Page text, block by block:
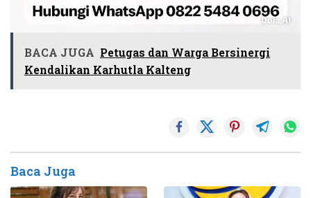
BACA JUGA Petugas dan Warga Bersinergi
Kendalikan Karhutla Kalteng
Baca Juga